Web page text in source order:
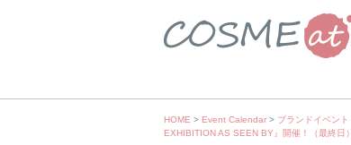
Skip
to
HOME > Event Calendar > ブランドイベント
EXHIBITION AS SEEN BY』開催！（最終日）